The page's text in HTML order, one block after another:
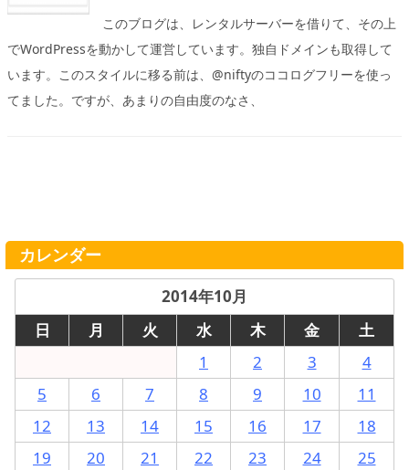
このブログは、レンタルサーバーを借りて、その上
でWordPressを動かして運営しています。独自ドメインも取得して
います。このスタイルに移る前は、@niftyのココログフリーを使っ
てました。ですが、あまりの自由度のなさ、
カレンダー
2014年10月
日
月 火 水 木 金
土
1
2 3
4
5
6 7 8 9 10
11
12
13 14 15 16 17
18
19
20 21 22 23 24
25